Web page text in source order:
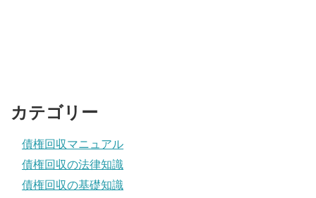
カテゴリー
債権回収マニュアル
債権回収の法律知識
債権回収の基礎知識